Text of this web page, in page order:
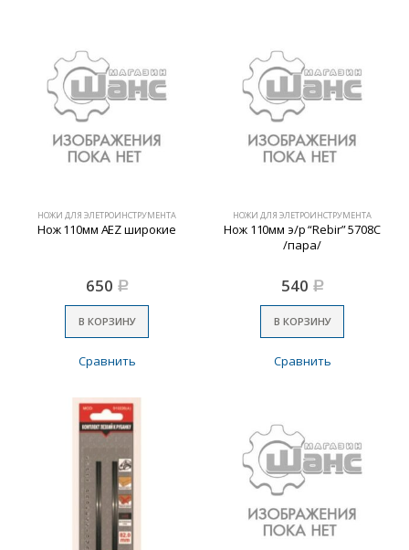
НОЖИ ДЛЯ ЭЛЕТРОИНСТРУМЕНТА
Нож 110мм AEZ широкие
650 Р
В КОРЗИНУ
Сравнить
НОЖИ ДЛЯ ЭЛЕТРОИНСТРУМЕНТА
Нож 110мм э/р “Rebir” 5708С
/пара/
540 Р
В КОРЗИНУ
Сравнить